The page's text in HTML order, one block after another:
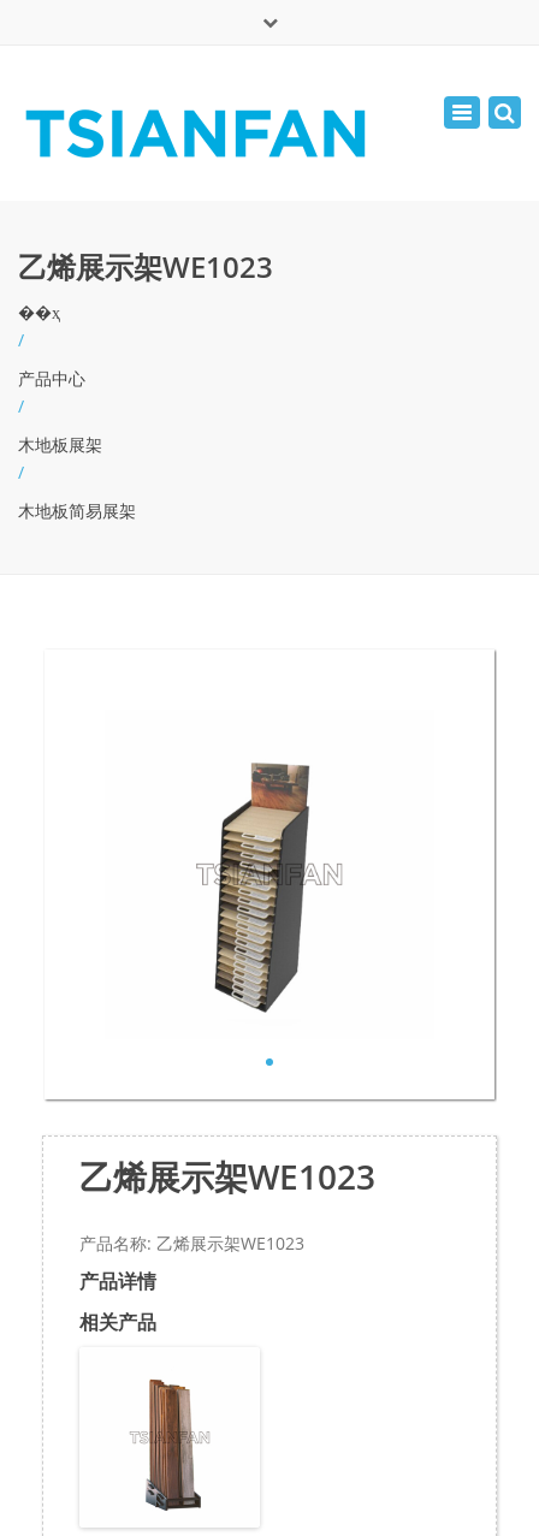
周一 - 周六: 7:00 - 17:00
Toggle
乙烯展示架WE1023
��ҳ
/
产品中心
/
木地板展架
/
木地板简易展架
乙烯展示架WE1023
产品名称: 乙烯展示架WE1023
产品详情
相关产品